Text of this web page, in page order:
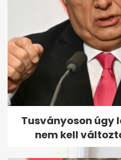
„Amikor
fülednél
Tusványoson úgy
nem kell